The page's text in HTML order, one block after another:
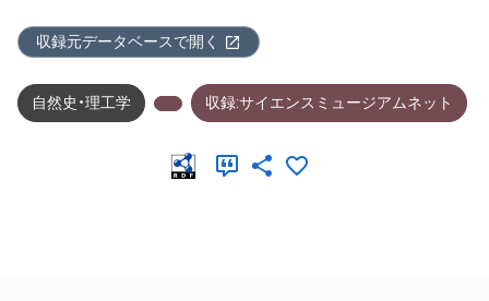
収録元データベースで開く
自然史・理工学 収録:サイエンスミュージアムネット